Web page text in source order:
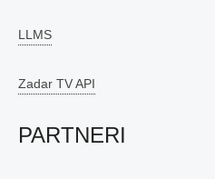
LLMS
Zadar TV API
PARTNERI